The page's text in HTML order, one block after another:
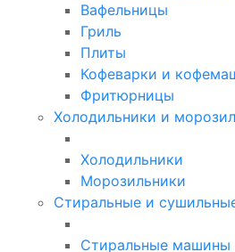
Вафельницы
Гриль
Плиты
Кофеварки и
Фритюрницы
Холодильники и
Холодильники
Морозильники
Стиральные и
Стиральные машины